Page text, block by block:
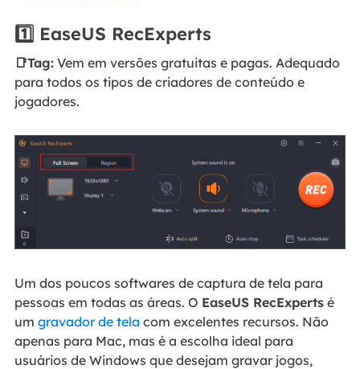
1️⃣ EaseUS RecExperts
📑Tag:Vem em versões gratuitas e pagas. Adequado
para todos os tipos de criadores de conteúdo e
jogadores.
Um dos poucos softwares de captura de tela para
pessoas em todas as áreas. O EaseUS RecExpertsé
um gravador de tela com excelentes recursos. Não
apenas para Mac, mas é a escolha ideal para
usuários de Windows que desejam gravar jogos,